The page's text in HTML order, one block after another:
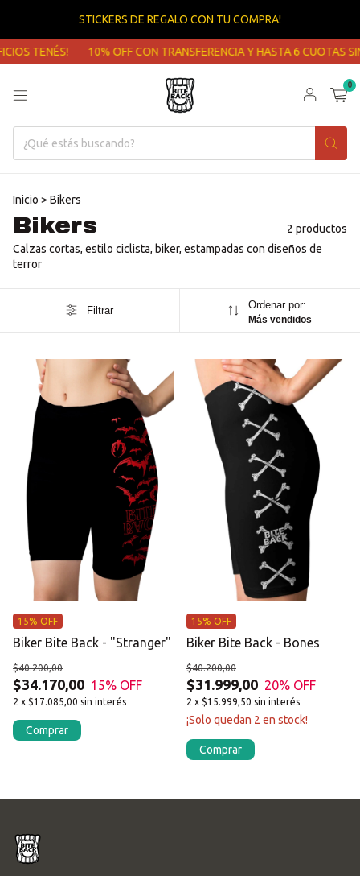
STICKERS DE REGALO CON TU COMPRA!
TENÉS! 10% OFF CON TRANSFERENCIA Y HASTA 6 CUOTAS
0
Inicio > Bikers
Bikers
2 productos
Calzas cortas, estilo ciclista, biker, estampadas con diseños de
terror
Filtrar Ordenar por:
Más vendidos
Biker Bite Back - "Stranger"
$34.170,00
$40.200,00
15% OFF
2 x $17.085,00 sin interés
15% OFF
Comprar
Biker Bite Back - Bones
$31.999,00
$40.200,00
20% OFF
2 x $15.999,50 sin interés
15% OFF
¡Solo quedan 2 en stock!
Comprar